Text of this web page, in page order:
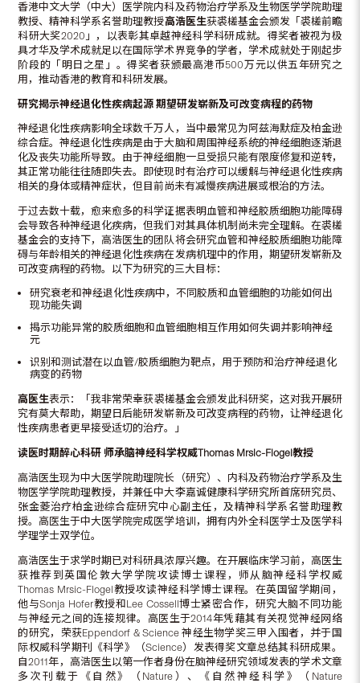
香港中文大学（中大）医学院内科及药物治疗学系及生物医学学院助理
教授、精神科学系名誉助理教授高浩医生获裘槎基金会颁发「裘槎前瞻
科研大奖2020」，以表彰其卓越神经科学科研成就。得奖者被视为极
具才华及学术成就足以在国际学术界竞争的学者，学术成就处于刚起步
阶段的「明日之星」。得奖者获颁最高港币500万元以供五年研究之
用，推动香港的教育和科研发展。
研究揭示神经退化性疾病起源 期望研发崭新及可改变病程的药物
神经退化性疾病影响全球数千万人，当中最常见为阿兹海默症及柏金逊
综合症。神经退化性疾病是由于大脑和周围神经系统的神经细胞逐渐退
化及丧失功能所导致。由于神经细胞一旦受损只能有限度修复和逆转，
其正常功能往往随即失去。即使现时有治疗可以缓解与神经退化性疾病
相关的身体或精神症状，但目前尚未有减慢疾病进展或根治的方法。
于过去数十载，愈来愈多的科学证据表明血管和神经胶质细胞功能障碍
会导致各种神经退化疾病，但我们对其具体机制尚未完全理解。在裘槎
基金会的支持下，高浩医生的团队将会研究血管和神经胶质细胞功能障
碍与年龄相关的神经退化性疾病在发病机理中的作用，期望研发崭新及
可改变病程的药物。以下为研究的三大目标：
研究衰老和神经退化性疾病中，不同胶质和血管细胞的功能如何出
现功能失调
揭示功能异常的胶质细胞和血管细胞相互作用如何失调并影响神经
元
识别和测试潜在以血管/胶质细胞为靶点，用于预防和治疗神经退化
病变的药物
高医生表示：「我非常荣幸获裘槎基金会颁发此科研奖，这对我开展研
究有莫大帮助，期望日后能研发崭新及可改变病程的药物，让神经退化
性疾病患者更早接受适切的治疗。」
读医时期醉心科研 师承脑神经科学权威Thomas Mrsic-Flogel教授
高浩医生现为中大医学院助理院长（研究）、内科及药物治疗学系及生
物医学学院助理教授，并兼任中大李嘉诚健康科学研究所首席研究员、
张金菱治疗柏金逊综合症研究中心副主任，及精神科学系名誉助理教
授。高医生于中大医学院完成医学培训，拥有内外全科医学士及医学科
学理学士双学位。
高浩医生于求学时期已对科研具浓厚兴趣。在开展临床学习前，高医生
获推荐到英国伦敦大学学院攻读博士课程，师从脑神经科学权威
Thomas Mrsic-Flogel教授攻读神经科学博士课程。在英国留学期间，
他与Sonja Hofer教授和Lee Cossell博士紧密合作，研究大脑不同功能
与神经元之间的连接规律。高医生于2014年凭藉其有关视觉神经网络
的研究，荣获Eppendorf & Science 神经生物学奖三甲入围者，并于国
际权威科学期刊《科学》（Science）发表得奖文章总结其科研成果。
自2011年，高浩医生以第一作者身份在脑神经研究领域发表的学术文章
多次刊载于《自然》（Nature）、《自然神经科学》（Nature